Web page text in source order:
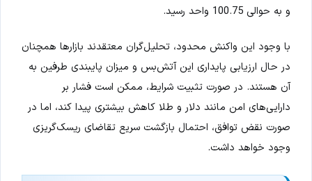
و به حوالی 100.75 واحد رسید.
با وجود این واکنش محدود، تحلیل‌گران معتقدند بازارها همچنان
در حال ارزیابی پایداری این آتش‌بس و میزان پایبندی طرفین به
آن هستند. در صورت تثبیت شرایط، ممکن است فشار بر
دارایی‌های امن مانند دلار و طلا کاهش بیشتری پیدا کند، اما در
صورت نقض توافق، احتمال بازگشت سریع تقاضای ریسک‌گریزی
وجود خواهد داشت.